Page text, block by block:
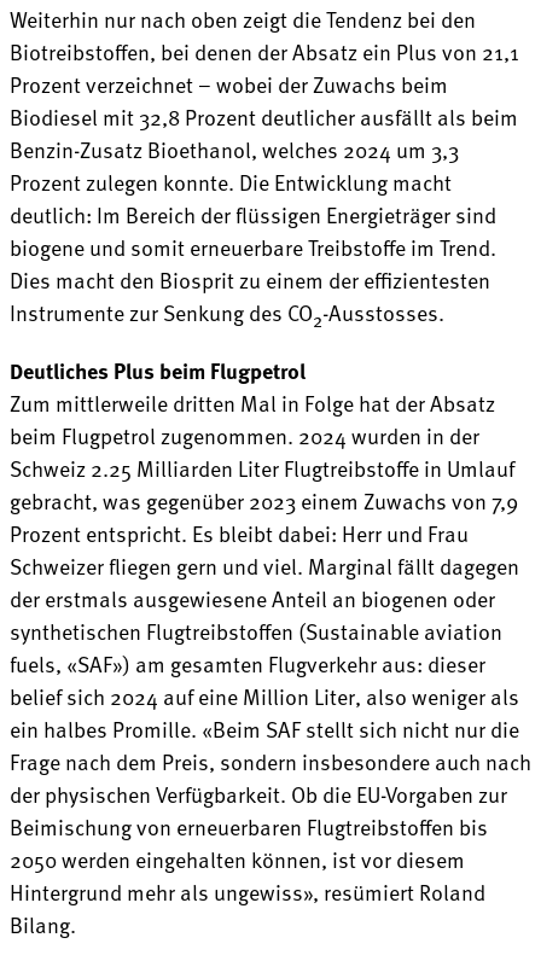
Weiterhin nur nach oben zeigt die Tendenz bei den
Biotreibstoffen, bei denen der Absatz ein Plus von 21,1
Prozent verzeichnet – wobei der Zuwachs beim
Biodiesel mit 32,8 Prozent deutlicher ausfällt als beim
Benzin-Zusatz Bioethanol, welches 2024 um 3,3
Prozent zulegen konnte. Die Entwicklung macht
deutlich: Im Bereich der flüssigen Energieträger sind
biogene und somit erneuerbare Treibstoffe im Trend.
Dies macht den Biosprit zu einem der effizientesten
Instrumente zur Senkung des CO2-Ausstosses.
Deutliches Plus beim Flugpetrol
Zum mittlerweile dritten Mal in Folge hat der Absatz
beim Flugpetrol zugenommen. 2024 wurden in der
Schweiz 2.25 Milliarden Liter Flugtreibstoffe in Umlauf
gebracht, was gegenüber 2023 einem Zuwachs von 7,9
Prozent entspricht. Es bleibt dabei: Herr und Frau
Schweizer fliegen gern und viel. Marginal fällt dagegen
der erstmals ausgewiesene Anteil an biogenen oder
synthetischen Flugtreibstoffen (Sustainable aviation
fuels, «SAF») am gesamten Flugverkehr aus: dieser
belief sich 2024 auf eine Million Liter, also weniger als
ein halbes Promille. «Beim SAF stellt sich nicht nur die
Frage nach dem Preis, sondern insbesondere auch nach
der physischen Verfügbarkeit. Ob die EU-Vorgaben zur
Beimischung von erneuerbaren Flugtreibstoffen bis
2050 werden eingehalten können, ist vor diesem
Hintergrund mehr als ungewiss», resümiert Roland
Bilang.